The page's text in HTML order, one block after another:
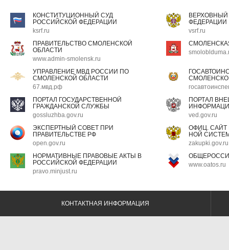
КОНСТИТУЦИОННЫЙ СУД
РОССИЙСКОЙ ФЕДЕРАЦИИ
ksrf.ru
ФЕДЕРАЦИИ
vsrf.ru
ПРАВИТЕЛЬСТВО СМОЛЕНСКОЙ
ОБЛАСТИ
www.admin-smolensk.ru
УПРАВЛЕНИЕ МВД РОССИИ ПО
СМОЛЕНСКОЙ ОБЛАСТИ
67.мвд.рф
ПОРТАЛ ГОСУДАРСТВЕННОЙ
ГРАЖДАНСКОЙ СЛУЖБЫ
gossluzhba.gov.ru
ПОРТАЛ
ved.gov.ru
ЭКСПЕРТНЫЙ СОВЕТ ПРИ
ПРАВИТЕЛЬСТВЕ РФ
open.gov.ru
ОФИЦ.
НОЙ
zakupki.gov.ru
НОРМАТИВНЫЕ ПРАВОВЫЕ АКТЫ В
РОССИЙСКОЙ ФЕДЕРАЦИИ
pravo.minjust.ru
www.oatos.ru
КОНТАКТНАЯ ИНФОРМАЦИЯ